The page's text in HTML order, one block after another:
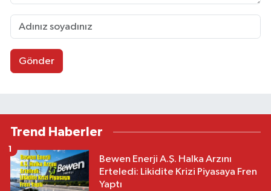
Gönder
Trend Haberler
Bewen Enerji A.Ş. Halka Arzını
Erteledi: Likidite Krizi Piyasaya Fren
Yaptı
1